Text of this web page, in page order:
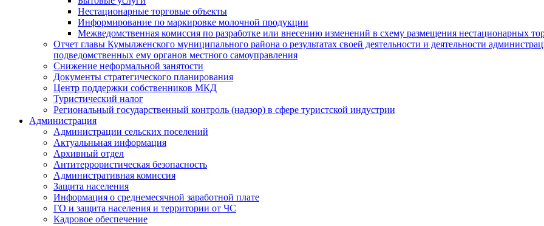
Нестационарные торговые объекты
Информирование по маркировке молочной продукции
Межведомственная комиссия по разработке или внесению изменений в схему размещения нестационарных
Отчет главы Кумылженского муниципального района о результатах своей деятельности и деятельности
подведомственных ему органов местного самоуправления
Снижение неформальной занятости
Документы стратегического планирования
Центр поддержки собственников МКД
Туристический налог
Региональный государственный контроль (надзор) в сфере туристской индустрии
Администрация
Администрации сельских поселений
Актуальньная информация
Архивный отдел
Антитеррористическая безопасность
Административная комиссия
Защита населения
Информация о среднемесячной заработной плате
ГО и защита населения и территории от ЧС
Кадровое обеспечение